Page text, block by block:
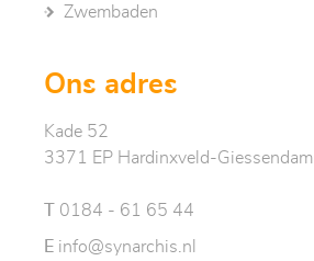
Zwembaden
Ons adres
Kade 52
3371 EP Hardinxveld-Giessendam
0184 - 61 65 44
E info@synarchis.nl